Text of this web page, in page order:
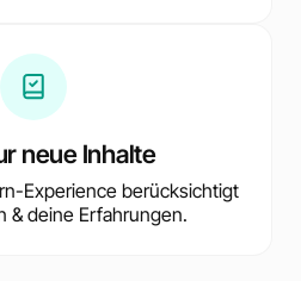
neue Inhalte
Experience berücksichtigt
& deine Erfahrungen.